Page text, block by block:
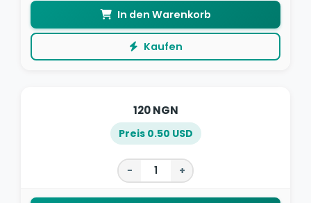
In den Warenkorb
Kaufen
120 NGN
Preis 0.50 USD
− +